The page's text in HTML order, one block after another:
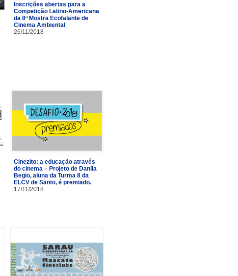
Inscrições abertas para a
Competição Latino-Americana
da 8ª Mostra Ecofalante de
Cinema Ambiental
26/11/2018
Cinezito: a educação através
do cinema – Projeto de Danila
Begio, aluna da Turma 8 da
ELCV de Santo, é premiado.
17/11/2018